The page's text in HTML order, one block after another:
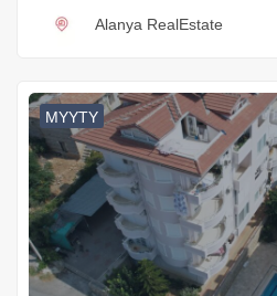
Alanya RealEstate
MYYTY